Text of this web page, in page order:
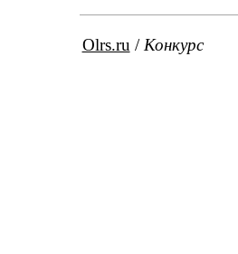
Olrs.ru / Конкурс